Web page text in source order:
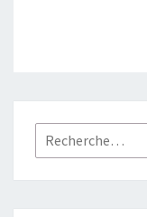
Rechercher :